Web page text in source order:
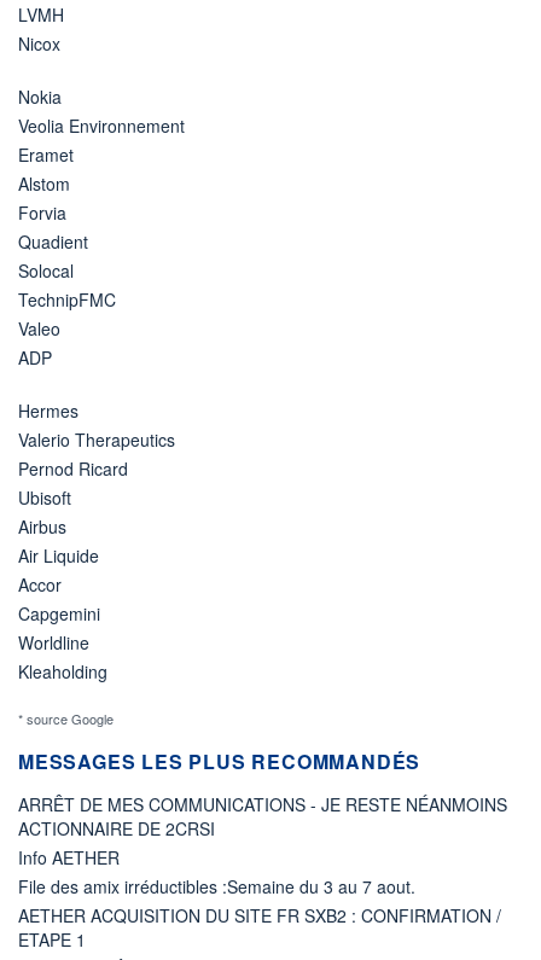
LVMH
Nicox
Nokia
Veolia Environnement
Eramet
Alstom
Forvia
Quadient
Solocal
TechnipFMC
Valeo
ADP
Hermes
Valerio Therapeutics
Pernod Ricard
Ubisoft
Airbus
Air Liquide
Accor
Capgemini
Worldline
Kleaholding
* source Google
MESSAGES LES PLUS RECOMMANDÉS
ARRÊT DE MES COMMUNICATIONS - JE RESTE NÉANMOINS
ACTIONNAIRE DE 2CRSI
Info AETHER
File des amix irréductibles :Semaine du 3 au 7 aout.
AETHER ACQUISITION DU SITE FR SXB2 : CONFIRMATION /
ETAPE 1